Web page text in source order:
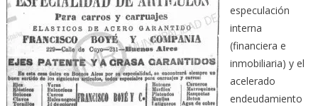
especulación
interna
(financiera e
inmobiliaria) y el
acelerado
endeudamiento